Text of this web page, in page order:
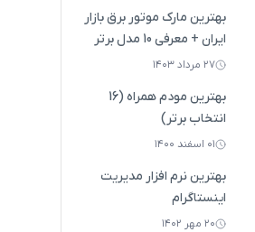
بهترین مارک موتور برق بازار
ایران + معرفی 10 مدل برتر
۲۷ مرداد ۱۴۰۳
بهترین مودم همراه (16
انتخاب برتر)
۰۱ اسفند ۱۴۰۰
بهترین نرم افزار مدیریت
اینستاگرام
۲۰ مهر ۱۴۰۲